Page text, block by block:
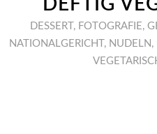
DEFTIG
DESSERT , FOTOGRAFIE ,
NATIONALGERICHT , NUDELN ,